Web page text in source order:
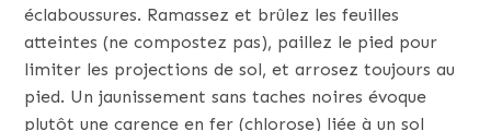
éclaboussures. Ramassez et brûlez les feuilles
atteintes (ne compostez pas), paillez le pied pour
limiter les projections de sol, et arrosez toujours au
pied. Un jaunissement sans taches noires évoque
plutôt une carence en fer (chlorose) liée à un sol